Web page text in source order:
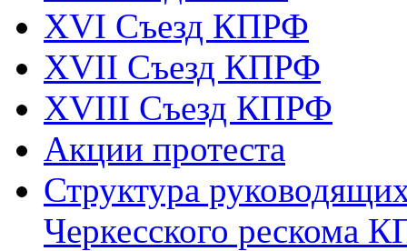
XVI Съезд КПРФ
XVII Cъезд КПРФ
XVIII Cъезд КПРФ
Акции протеста
Структура
Черкесского рескома